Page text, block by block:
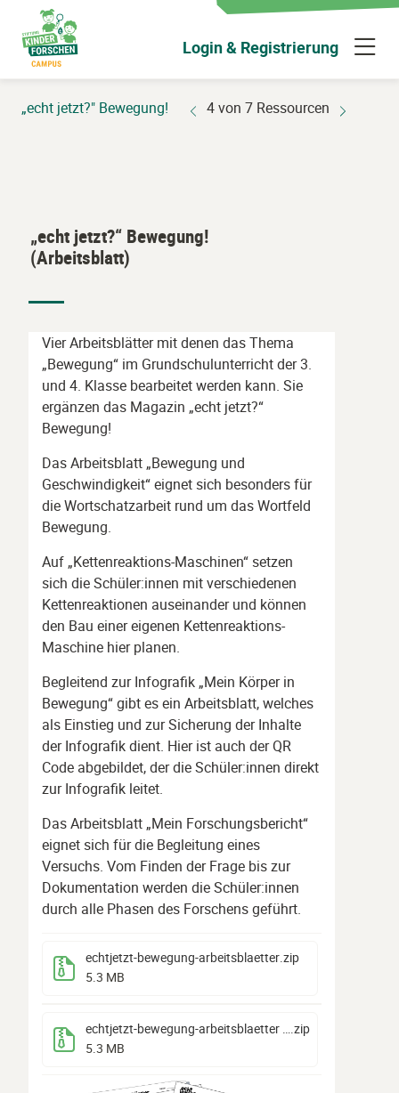
Hauptinhalt
wechseln
Login & Registrierung
„echt jetzt?" Bewegung! 4 von 7 Ressourcen
„echt jetzt?“ Bewegung!
(Arbeitsblatt)
Vier Arbeitsblätter mit denen das Thema
„Bewegung“ im Grundschulunterricht der 3.
und 4. Klasse bearbeitet werden kann. Sie
ergänzen das Magazin „echt jetzt?“
Bewegung!
Das Arbeitsblatt „Bewegung und
Geschwindigkeit“ eignet sich besonders für
die Wortschatzarbeit rund um das Wortfeld
Bewegung.
Auf „Kettenreaktions-Maschinen“ setzen
sich die Schüler:innen mit verschiedenen
Kettenreaktionen auseinander und können
den Bau einer eigenen Kettenreaktions-
Maschine hier planen.
Begleitend zur Infografik „Mein Körper in
Bewegung“ gibt es ein Arbeitsblatt, welches
als Einstieg und zur Sicherung der Inhalte
der Infografik dient. Hier ist auch der QR
Code abgebildet, der die Schüler:innen direkt
zur Infografik leitet.
Das Arbeitsblatt „Mein Forschungsbericht“
eignet sich für die Begleitung eines
Versuchs. Vom Finden der Frage bis zur
Dokumentation werden die Schüler:innen
durch alle Phasen des Forschens geführt.
echtjetzt-bewegung-arbeitsblaetter.zip
5.3 MB
echtjetzt-bewegung-arbeitsblaetter (1).zip
5.3 MB